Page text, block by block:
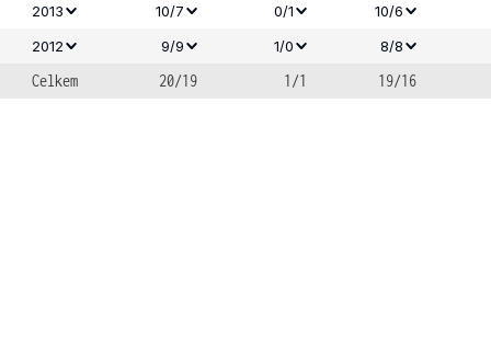
2013
10/7 0/1
10/6
2012
9/9 1/0 8/8
Celkem 20/19 1/1 19/16